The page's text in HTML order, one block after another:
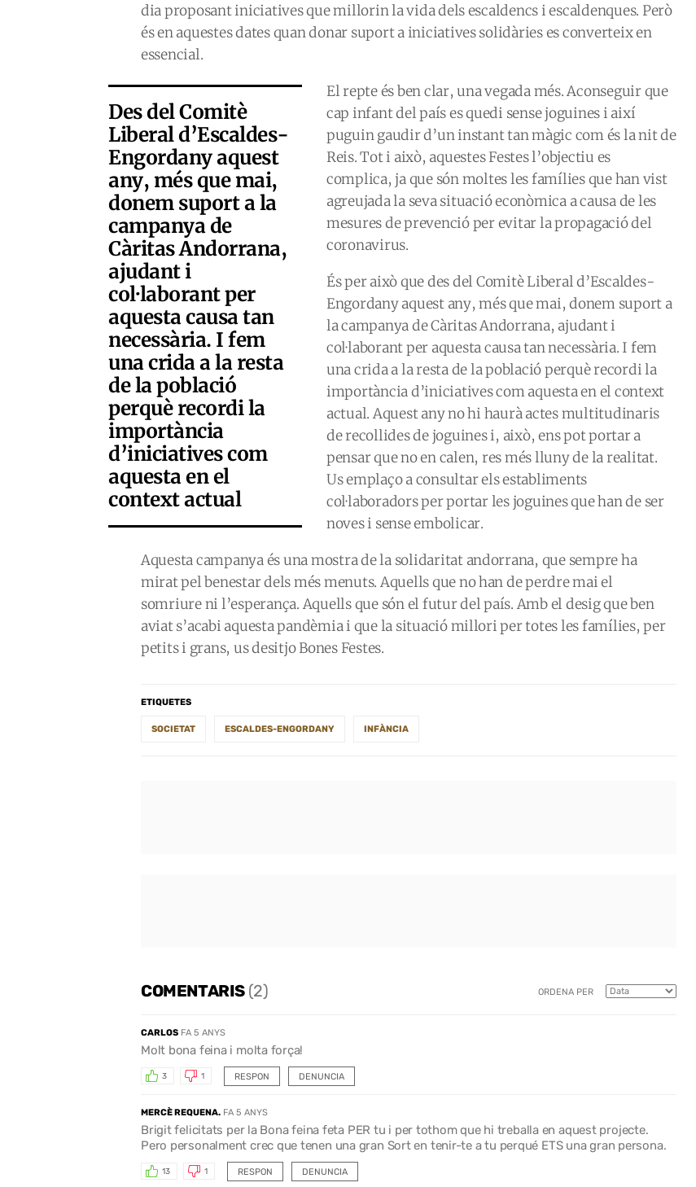
dia proposant iniciatives que millorin la vida dels escaldencs i escaldenques. Però
és en aquestes dates quan donar suport a iniciatives solidàries es converteix en
essencial.
Des del Comitè
Liberal d’Escaldes-
Engordany aquest
any, més que mai,
donem suport a la
campanya de
Càritas Andorrana,
ajudant i
col·laborant per
aquesta causa tan
necessària. I fem
una crida a la resta
de la població
perquè recordi la
importància
d’iniciatives com
aquesta en el
context actual
El repte és ben clar, una vegada més. Aconseguir que
cap infant del país es quedi sense joguines i així
puguin gaudir d’un instant tan màgic com és la nit de
Reis. Tot i això, aquestes Festes l’objectiu es
complica, ja que són moltes les famílies que han vist
agreujada la seva situació econòmica a causa de les
mesures de prevenció per evitar la propagació del
coronavirus.
És per això que des del Comitè Liberal d’Escaldes-
Engordany aquest any, més que mai, donem suport a
la campanya de Càritas Andorrana, ajudant i
col·laborant per aquesta causa tan necessària. I fem
una crida a la resta de la població perquè recordi la
importància d’iniciatives com aquesta en el context
actual. Aquest any no hi haurà actes multitudinaris
de recollides de joguines i, això, ens pot portar a
pensar que no en calen, res més lluny de la realitat.
Us emplaço a consultar els establiments
col·laboradors per portar les joguines que han de ser
noves i sense embolicar.
Aquesta campanya és una mostra de la solidaritat andorrana, que sempre ha
mirat pel benestar dels més menuts. Aquells que no han de perdre mai el
somriure ni l’esperança. Aquells que són el futur del país. Amb el desig que ben
aviat s’acabi aquesta pandèmia i que la situació millori per totes les famílies, per
petits i grans, us desitjo Bones Festes.
ETIQUETES
SOCIETAT ESCALDES-ENGORDANY INFÀNCIA
COMENTARIS (2) ORDENA PER
CARLOS FA 5 ANYS
Molt bona feina i molta força!
RESPON
3 1 DENUNCIA
MERCÈ REQUENA. FA 5 ANYS
Brigit felicitats per la Bona feina feta PER tu i per tothom que hi treballa en aquest projecte.
Pero personalment crec que tenen una gran Sort en tenir-te a tu perqué ETS una gran persona.
RESPON
13 1 DENUNCIA